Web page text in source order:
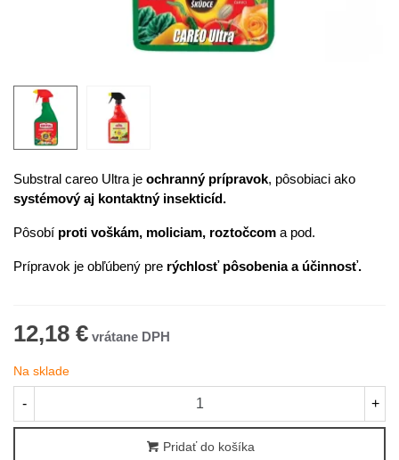
Substral careo Ultra je ochranný prípravok, pôsobiaci ako
systémový aj kontaktný insekticíd.
Pôsobí proti voškám, moliciam, roztočcom a pod.
Prípravok je obľúbený pre rýchlosť pôsobenia a účinnosť.
12,18 €
Na sklade
- +
Pridať do košíka